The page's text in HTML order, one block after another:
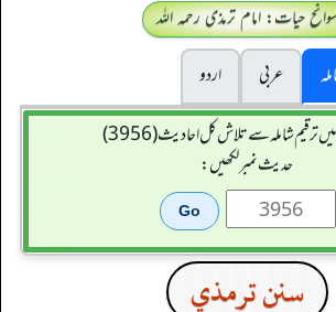
حیات: امام ترمذی رحمہ اللہ
عربی
اردو
ترقیم شاملہ سے تلاش کل احادیث (3956)
حدیث نمبر لکھیں:
سنن ترمذي